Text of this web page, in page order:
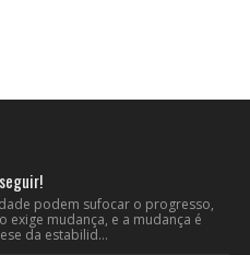
podem sufocar o progresso,
exige mudança, e a mudança é
da estabilid...